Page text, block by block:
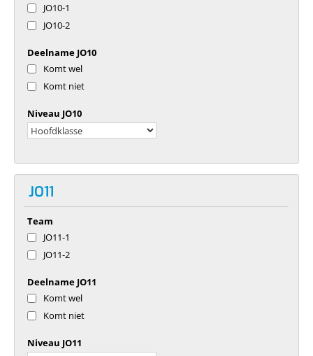
JO10-1
JO10-2
Deelname JO10
Komt wel
Komt niet
Niveau JO10
JO11
Team
JO11-1
JO11-2
Deelname JO11
Komt wel
Komt niet
Niveau JO11